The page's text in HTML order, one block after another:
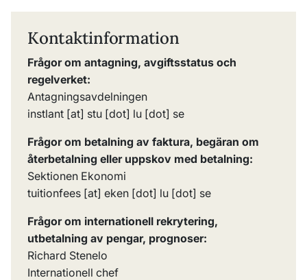
Kontaktinformation
Frågor om antagning, avgiftsstatus och
regelverket:
Antagningsavdelningen
instlant [at] stu [dot] lu [dot] se
Frågor om betalning av faktura, begäran om
återbetalning eller uppskov med betalning:
Sektionen Ekonomi
tuitionfees [at] eken [dot] lu [dot] se
Frågor om internationell rekrytering,
utbetalning av pengar, prognoser:
Richard Stenelo
Internationell chef